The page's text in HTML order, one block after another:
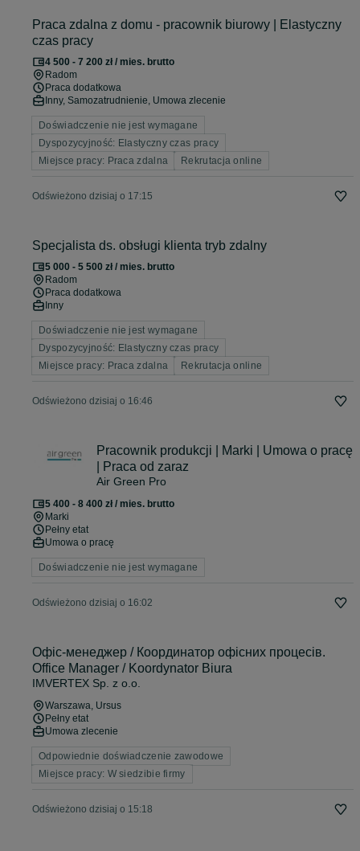
Praca zdalna z domu - pracownik biurowy | Elastyczny
czas pracy
4 500 - 7 200 zł / mies. brutto
Radom
Praca dodatkowa
Inny, Samozatrudnienie, Umowa zlecenie
Doświadczenie nie jest wymagane
Dyspozycyjność: Elastyczny czas pracy
Miejsce pracy: Praca zdalna
Rekrutacja online
Odświeżono dzisiaj o 17:15
Specjalista ds. obsługi klienta tryb zdalny
5 000 - 5 500 zł / mies. brutto
Radom
Praca dodatkowa
Inny
Doświadczenie nie jest wymagane
Dyspozycyjność: Elastyczny czas pracy
Miejsce pracy: Praca zdalna
Rekrutacja online
Odświeżono dzisiaj o 16:46
Pracownik produkcji | Marki | Umowa o pracę
| Praca od zaraz
Air Green Pro
5 400 - 8 400 zł / mies. brutto
Marki
Pełny etat
Umowa o pracę
Doświadczenie nie jest wymagane
Odświeżono dzisiaj o 16:02
Офіс-менеджер / Координатор офісних процесів.
Office Manager / Koordynator Biura
IMVERTEX Sp. z o.o.
Warszawa, Ursus
Pełny etat
Umowa zlecenie
Odpowiednie doświadczenie zawodowe
Miejsce pracy: W siedzibie firmy
Odświeżono dzisiaj o 15:18